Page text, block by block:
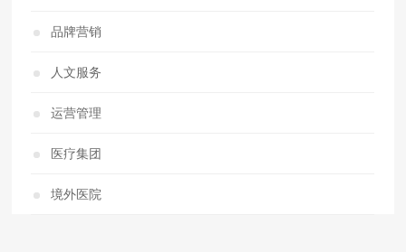
品牌营销
人文服务
运营管理
医疗集团
境外医院